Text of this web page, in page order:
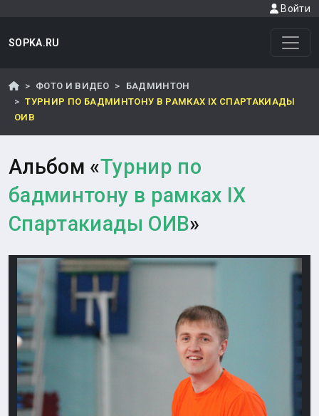
Войти
SOPKA.RU
ФОТО И ВИДЕО
БАДМИНТОН
ТУРНИР ПО БАДМИНТОНУ В РАМКАХ IX СПАРТАКИАДЫ
ОИВ
Альбом «Турнир по
бадминтону в рамках IX
Спартакиады ОИВ»